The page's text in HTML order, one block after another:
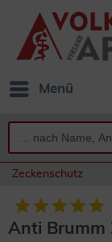
Menü
Zeckenschutz
Anti Brumm